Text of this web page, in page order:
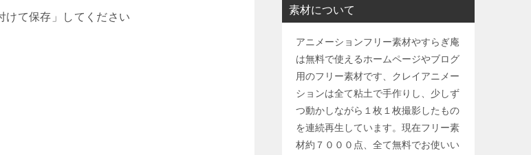
けて保存」してください
素材について
アニメーションフリー素材やすらぎ庵
は無料で使えるホームページやブログ
用のフリー素材です、クレイアニメー
ションは全て粘土で手作りし、少しず
つ動かしながら１枚１枚撮影したもの
を連続再生しています。現在フリー素
材約７０００点、全て無料でお使いい